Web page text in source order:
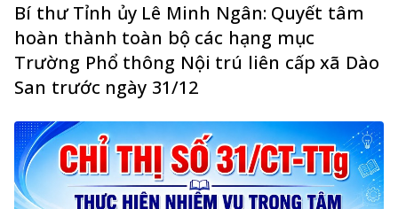
Bí thư Tỉnh ủy Lê Minh Ngân: Quyết tâm
hoàn thành toàn bộ các hạng mục
Trường Phổ thông Nội trú liên cấp xã Dào
San trước ngày 31/12